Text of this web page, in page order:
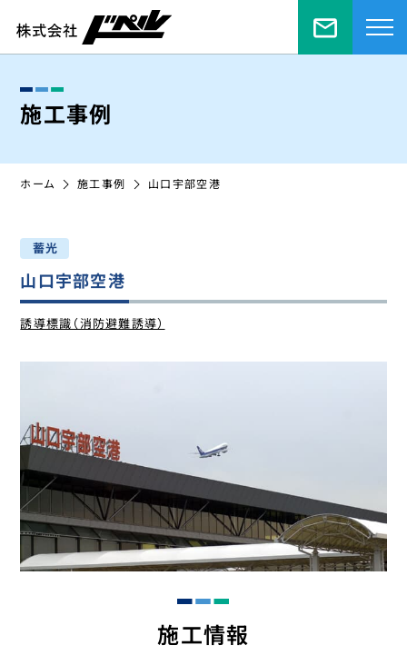
施工事例
ホーム 施工事例 山口宇部空港
⁩蓄光
山口宇部空港
誘導標識（消防避難誘導）
施工情報